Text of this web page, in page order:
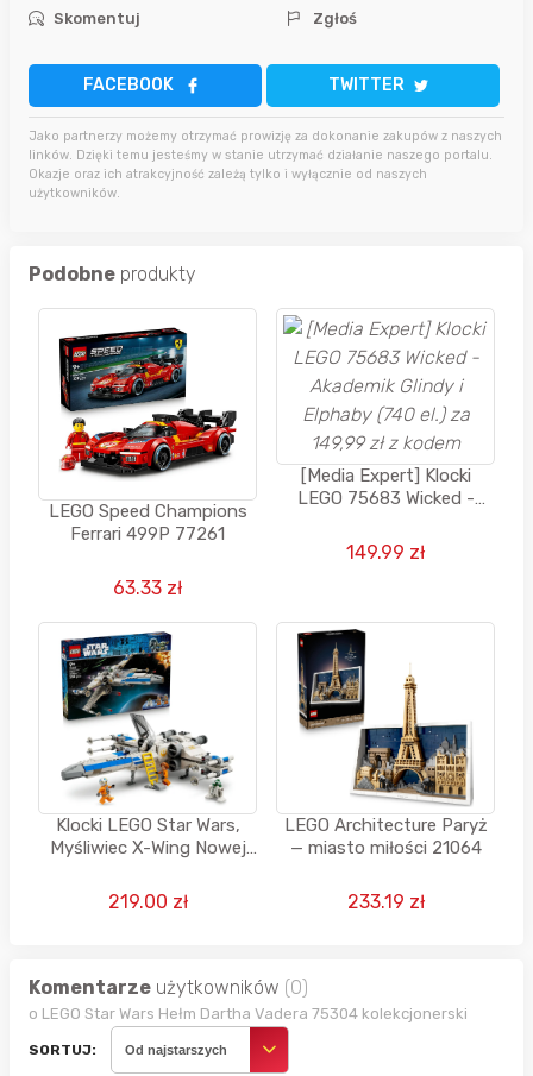
Skomentuj Zgłoś
FACEBOOK TWITTER
Jako partnerzy możemy otrzymać prowizję za dokonanie zakupów z naszych
linków. Dzięki temu jesteśmy w stanie utrzymać działanie naszego portalu.
Okazje oraz ich atrakcyjność zależą tylko i wyłącznie od naszych
użytkowników.
Podobne produkty
LEGO Speed Champions
Ferrari 499P 77261
63.33 zł
[Media Expert] Klocki
LEGO 75683 Wicked -
(740 el.) za 149,99 zł z
kodem
149.99 zł
Klocki LEGO Star Wars,
Myśliwiec X-Wing Nowej
219.00 zł
LEGO Architecture Paryż
— miasto miłości 21064
233.19 zł
Komentarze użytkowników (0)
o LEGO Star Wars Hełm Dartha Vadera 75304 kolekcjonerski
SORTUJ: Od najstarszych